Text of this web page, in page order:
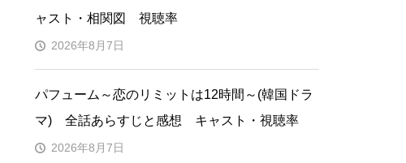
ャスト・相関図 視聴率
2026年8月7日
パフューム～恋のリミットは12時間～(韓国ドラ
マ) 全話あらすじと感想 キャスト・視聴率
2026年8月7日